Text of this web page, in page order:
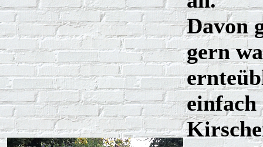
Davon
gern
einfach